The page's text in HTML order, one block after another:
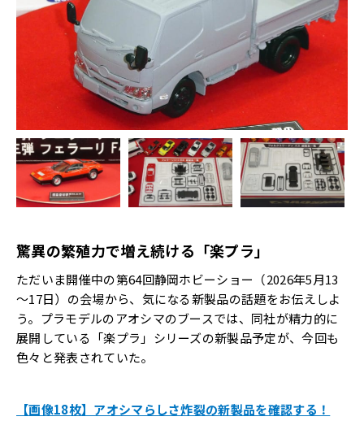
驚異の繁殖力で増え続ける「楽プラ」
ただいま開催中の第64回静岡ホビーショー（2026年5月13
～17日）の会場から、気になる新製品の話題をお伝えしよ
う。プラモデルのアオシマのブースでは、同社が精力的に
展開している「楽プラ」シリーズの新製品予定が、今回も
色々と発表されていた。
【画像18枚】アオシマらしさ炸裂の新製品を確認する！